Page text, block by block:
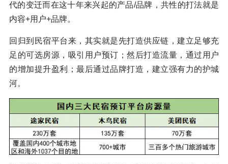
代的变迁而在这十年来兴起的产品/品牌，共性的打法就是
内容+用户+品牌。
回归到民宿平台来，其实就是先打造供应链，建立足够充
足的可选房源，吸引用户预订；然后打造流量，通过用户
的增加提升盈利；最后通过品牌打造，建立强有力的护城
河。